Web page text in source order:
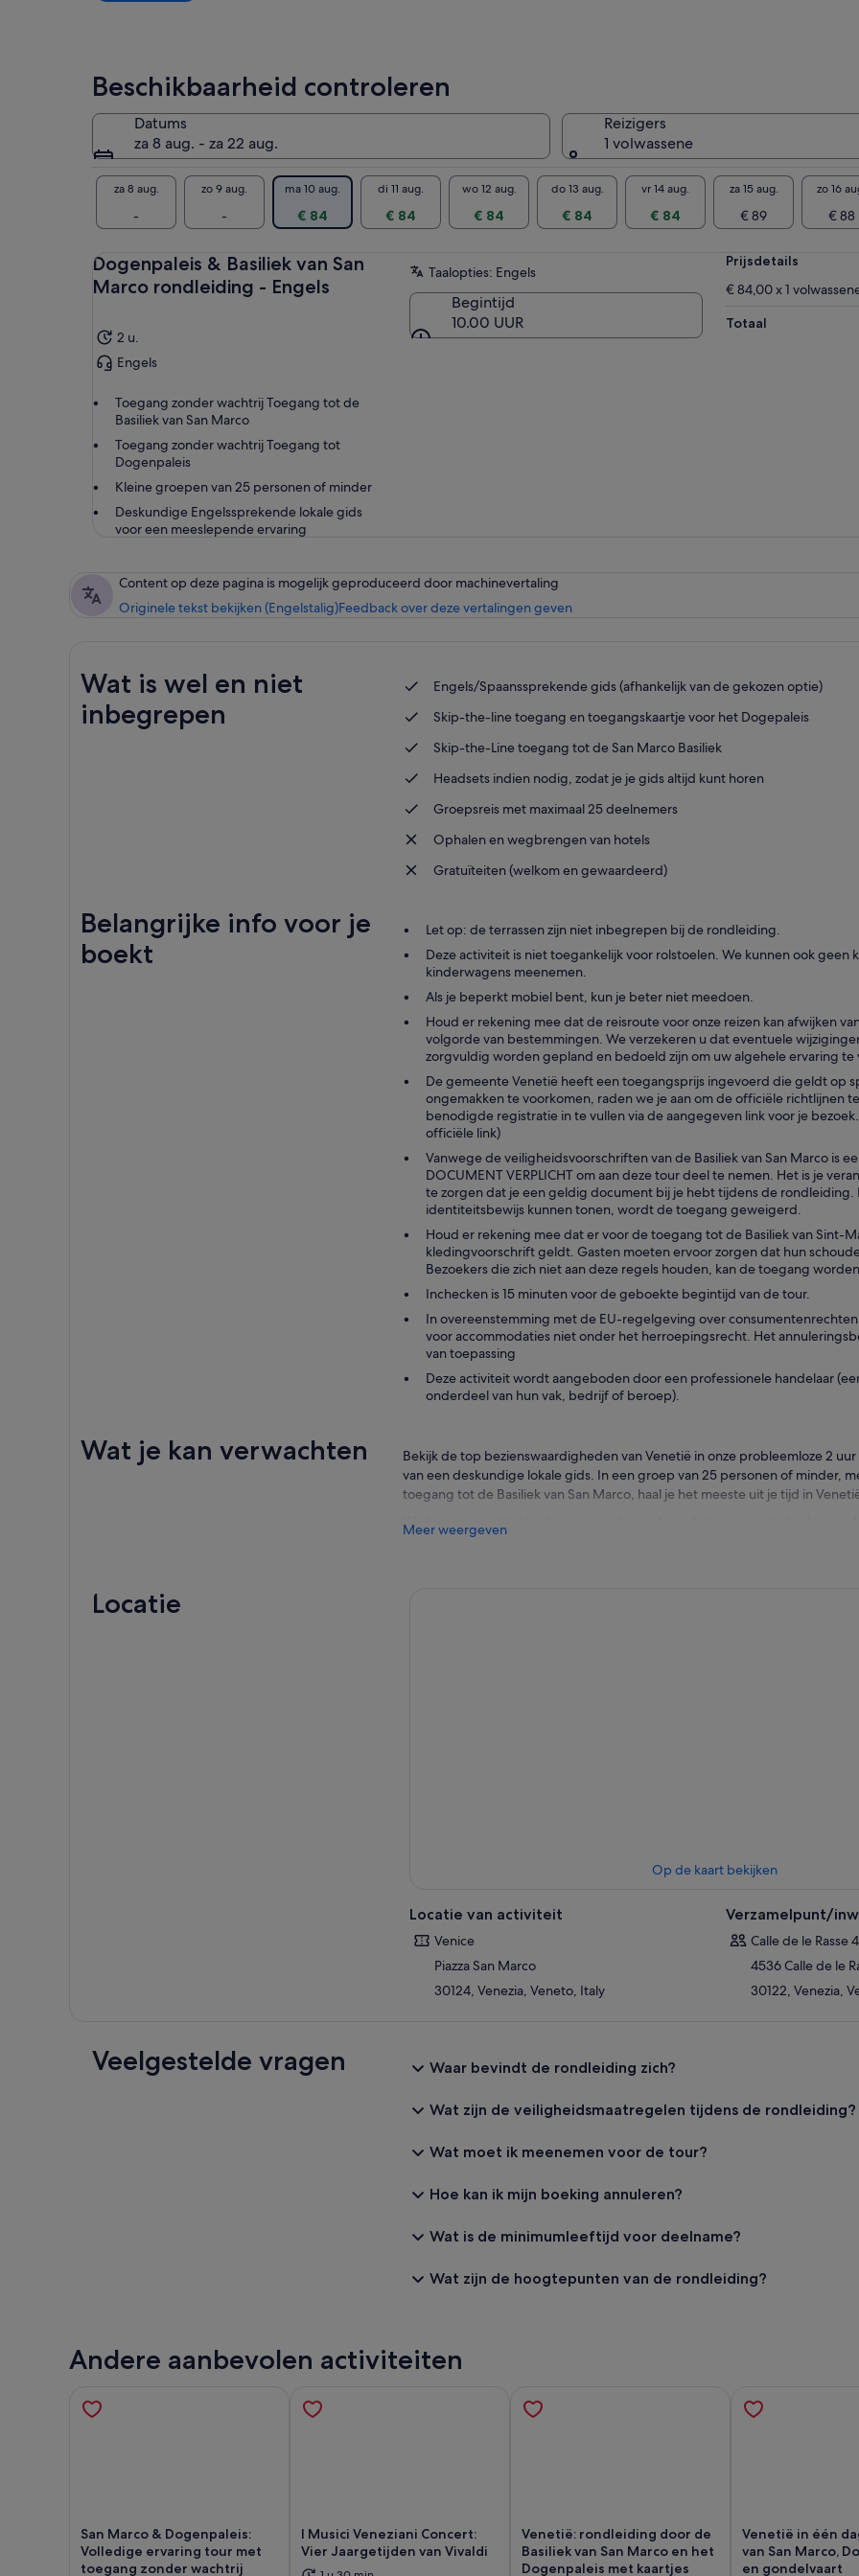
Beschikbaarheid controleren
Datums
za 8 aug. - za 22 aug.
Reizigers
1 volwassene
za 8 aug.
-
zo 9 aug.
-
ma 10 aug.
€ 84
di 11 aug.
€ 84
wo 12 aug.
€ 84
do 13 aug.
€ 84
vr 14 aug.
€ 84
za 15 aug.
€ 89
zo 16
€ 88
Dogenpaleis & Basiliek van San
Marco rondleiding - Engels
2 u.
Engels
Toegang zonder wachtrij Toegang tot de
Basiliek van San Marco
Toegang zonder wachtrij Toegang tot
Dogenpaleis
Kleine groepen van 25 personen of minder
Deskundige Engelssprekende lokale gids
voor een meeslepende ervaring
Taalopties: Engels
Begintijd
10.00 UUR
Prijsdetails
€ 84,00 x 1
Totaal
Content op deze pagina is mogelijk geproduceerd door machinevertaling
Originele tekst bekijken (Engelstalig)Feedback over deze vertalingen gevenOpent
Wat is wel en niet
inbegrepen
Engels/Spaanssprekende gids (afhankelijk van de gekozen optie)
Skip-the-line toegang en toegangskaartje voor het Dogepaleis
Skip-the-Line toegang tot de San Marco Basiliek
Headsets indien nodig, zodat je je gids altijd kunt horen
Groepsreis met maximaal 25 deelnemers
Ophalen en wegbrengen van hotels
Gratuïteiten (welkom en gewaardeerd)
Belangrijke info voor je
boekt
Let op: de terrassen zijn niet inbegrepen bij de rondleiding.
Deze activiteit is niet toegankelijk voor rolstoelen. We kunnen ook geen
kinderwagens meenemen.
Als je beperkt mobiel bent, kun je beter niet meedoen.
Houd er rekening mee dat de reisroute voor onze reizen kan afwijken
volgorde van bestemmingen. We verzekeren u dat eventuele
zorgvuldig worden gepland en bedoeld zijn om uw algehele ervaring
De gemeente Venetië heeft een toegangsprijs ingevoerd die geldt op
ongemakken te voorkomen, raden we je aan om de officiële richtlijnen
benodigde registratie in te vullen via de aangegeven link voor je
officiële link)
Vanwege de veiligheidsvoorschriften van de Basiliek van San Marco is
DOCUMENT VERPLICHT om aan deze tour deel te nemen. Het is je
te zorgen dat je een geldig document bij je hebt tijdens de rondleiding.
identiteitsbewijs kunnen tonen, wordt de toegang geweigerd.
Houd er rekening mee dat er voor de toegang tot de Basiliek van Sint-
kledingvoorschrift geldt. Gasten moeten ervoor zorgen dat hun
Bezoekers die zich niet aan deze regels houden, kan de toegang
Inchecken is 15 minuten voor de geboekte begintijd van de tour.
In overeenstemming met de EU-regelgeving over
voor accommodaties niet onder het herroepingsrecht. Het
van toepassing
Deze activiteit wordt aangeboden door een professionele handelaar
onderdeel van hun vak, bedrijf of beroep).
Wat je kan verwachten
Bekijk de top bezienswaardigheden van Venetië in onze probleemloze 2
van een deskundige lokale gids. In een groep van 25 personen of minder,
toegang tot de Basiliek van San Marco, haal je het meeste uit je tijd in
We beginnen onze tour bij een van de must-see bezienswaardigheden van
Het was ooit de thuishaven van de hertog van Venetië en de rechtbanken
Meer weergeven
Locatie
Op de kaart bekijken
Locatie van activiteit
Venice
Piazza San Marco
30124, Venezia, Veneto, Italy
Verzamelpunt/
Calle de le Rasse
4536 Calle de le
30122, Venezia,
Veelgestelde vragen Waar bevindt de rondleiding zich?
Wat zijn de veiligheidsmaatregelen tijdens de rondleiding?
Wat moet ik meenemen voor de tour?
Hoe kan ik mijn boeking annuleren?
Wat is de minimumleeftijd voor deelname?
Wat zijn de hoogtepunten van de rondleiding?
Andere aanbevolen activiteiten
San Marco & Dogenpaleis:
Volledige ervaring tour met
toegang zonder wachtrij
I Musici Veneziani Concert:
Vier Jaargetijden van Vivaldi
Venetië: rondleiding door de
Basiliek van San Marco en het
Dogenpaleis met kaartjes
Venetië in één
van San Marco,
en gondelvaart